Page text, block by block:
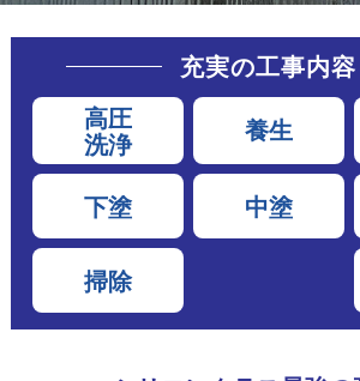
充実の工事内容
高圧
洗浄
養生
下塗 中塗
掃除